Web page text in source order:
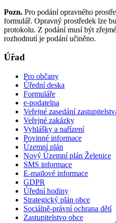
Pozn. Pro podání opravného
formulář. Opravný prostředek lze
protokolu. Z podání musí být
rozhodnutí je podání učiněno.
Úřad
Pro občany
Úřední deska
Formuláře
e-podatelna
Veřejné zasedání
Veřejné zakázky
Vyhlášky a nařízení
Povinné informace
Územní plán
Nový Územní plán Želenice
SMS informace
E-mailové informace
GDPR
Úřední hodiny
Strategický plán obce
Sociálně-právní ochrana dětí
Zastupitelstvo obce